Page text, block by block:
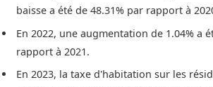
baisse a été de 48.31% par rapport à
En 2022, une augmentation de 1.04% a
rapport à 2021.
En 2023, la taxe d'habitation sur les